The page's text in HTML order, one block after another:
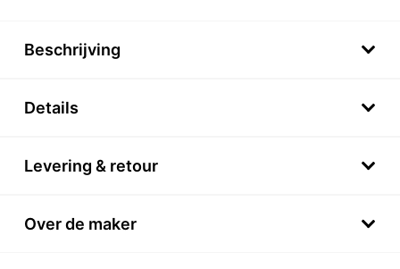
Beschrijving
Details
Levering & retour
Over de maker